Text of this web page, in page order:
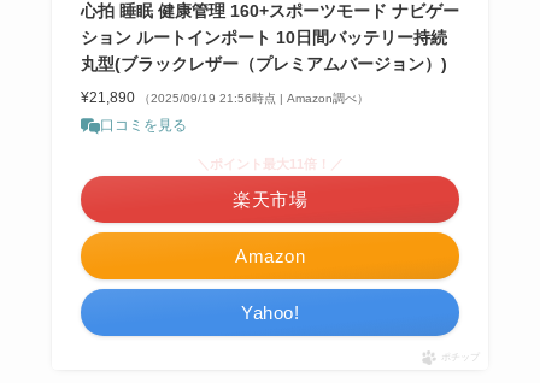
心拍 睡眠 健康管理 160+スポーツモード ナビゲー
ション ルートインポート 10日間バッテリー持続
丸型(ブラックレザー（プレミアムバージョン）)
¥21,890 （2025/09/19 21:56時点 | Amazon調べ）
口コミを見る
Amazon
＼ポイント最大11倍！／
楽天市場
Yahoo!
ポチップ